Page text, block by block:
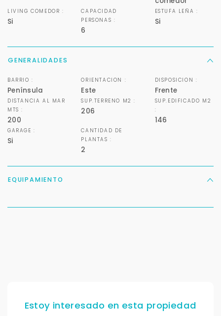
LIVING COMEDOR :
Si
CAPACIDAD
PERSONAS :
6
ESTUFA LEÑA :
Si
GENERALIDADES
BARRIO :
Península
ORIENTACION :
Este
DISPOSICION :
Frente
DISTANCIA AL MAR
MTS :
200
SUP.TERRENO M2 :
206
SUP.EDIFICADO M2
:
146
GARAGE :
Si
CANTIDAD DE
PLANTAS :
2
EQUIPAMIENTO
Estoy interesado en esta propiedad
Para responderte
mejor y más rápido
Déjanos tus datos para identificar tu consulta en el
sistema de gestión de clientes.
No compartimos tu información ni enviamos spam.